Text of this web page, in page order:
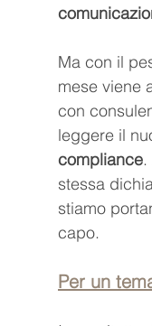
Ma con il
mese viene
con
leggere il
compliance.
stessa
stiamo
capo.
Per un